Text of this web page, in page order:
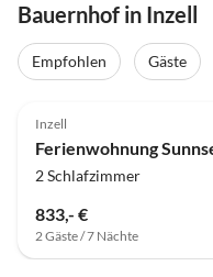
Bauernhof in Inzell
Empfohlen Gäste
Inzell
Ferienwohnung
2 Schlafzimmer
833,- €
2 Gäste / 7 Nächte